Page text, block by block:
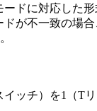
ドに対応した
が不一致の場
ッチ）を1（T